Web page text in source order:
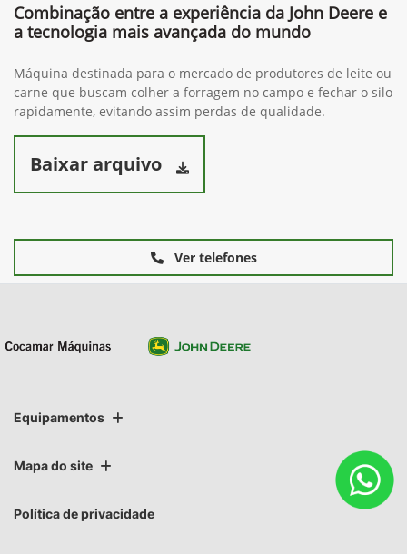
Combinação entre a experiência da John Deere e
a tecnologia mais avançada do mundo
Máquina destinada para o mercado de produtores de leite ou
carne que buscam colher a forragem no campo e fechar o silo
rapidamente, evitando assim perdas de qualidade.
Baixar arquivo
Ver telefones
Equipamentos
Mapa do site
Política de privacidade